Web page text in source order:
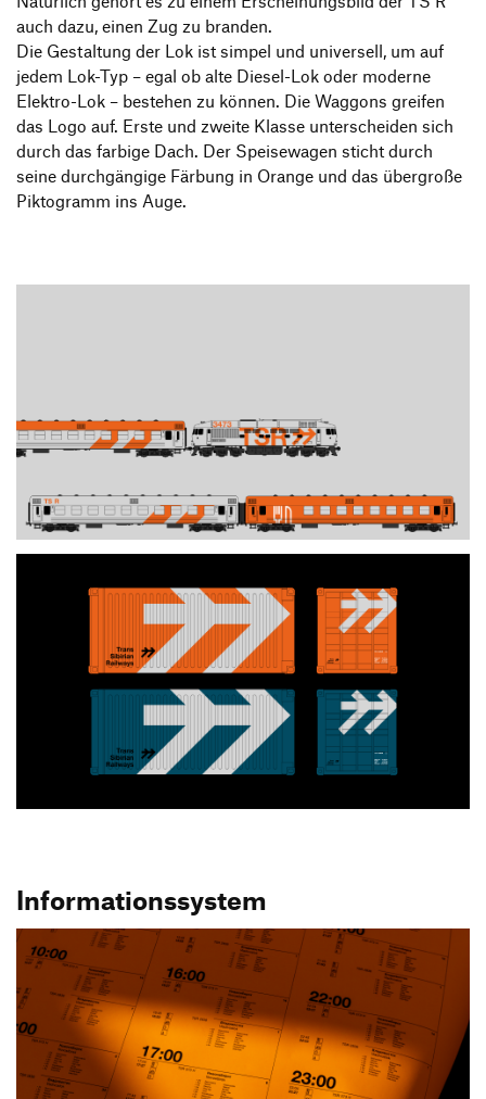
auch dazu, einen Zug zu branden.
Die Gestaltung der Lok ist simpel und universell, um auf
jedem Lok-Typ – egal ob alte Diesel-Lok oder moderne
Elektro-Lok – bestehen zu können. Die Waggons greifen
das Logo auf. Erste und zweite Klasse unterscheiden sich
durch das farbige Dach. Der Speisewagen sticht durch
seine durchgängige Färbung in Orange und das übergroße
Piktogramm ins Auge.
Informationssystem